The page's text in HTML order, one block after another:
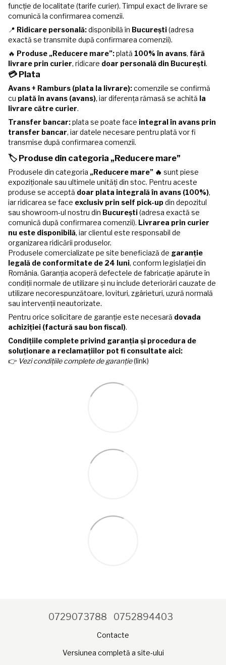
funcție de localitate (tarife curier). Timpul exact de livrare se
comunică la confirmarea comenzii.
📍 Ridicare personală:disponibilă în București(adresa
exactă se transmite după confirmarea comenzii).
🔥 Produse „Reducere mare”:plată 100% în avans, fără
livrare prin curier, ridicare doar personală din București.
💳 Plata
Avans + Ramburs (plata la livrare):comenzile se confirmă
cu plată în avans (avans), iar diferența rămasă se achită la
livrare către curier.
Transfer bancar:plata se poate face integral în avans prin
transfer bancar, iar datele necesare pentru plată vor fi
transmise după confirmarea comenzii.
🏷️ Produse din categoria „Reducere mare”
Produsele din categoria „Reducere mare” 🔥 sunt piese
expoziționale sau ultimele unități din stoc. Pentru aceste
produse se acceptă doar plata integrală în avans (100%),
iar ridicarea se face exclusiv prin self pick-updin depozitul
sau showroom-ul nostru din București(adresa exactă se
comunică după confirmarea comenzii). Livrarea prin curier
nu este disponibilă, iar clientul este responsabil de
organizarea ridicării produselor.
Produsele comercializate pe site beneficiază de garanție
legală de conformitate de 24 luni, conform legislației din
România. Garanția acoperă defectele de fabricație apărute în
condiții normale de utilizare și nu include deteriorări cauzate de
utilizare necorespunzătoare, lovituri, zgârieturi, uzură normală
sau intervenții neautorizate.
Pentru orice solicitare de garanție este necesară dovada
achiziției (factură sau bon fiscal).
Condițiile complete privind garanția și procedura de
soluționare a reclamațiilor pot fi consultate aici:
👉 Vezi condițiile complete de garanție(link)
0729073788 0752894403
Contacte
Versiunea completă a site-ului